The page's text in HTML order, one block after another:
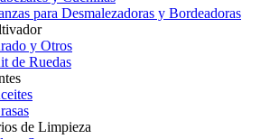
para Desmalezadoras y Bordeadoras
y Otros
de Ruedas
de Limpieza